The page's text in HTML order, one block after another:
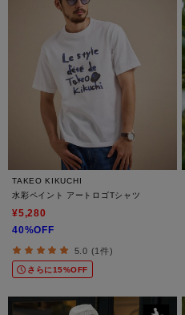
TAKEO KIKUCHI
水彩ペイント アートロゴTシャツ
¥5,280
40%OFF
5.0 (1件)
さらに15%OFF